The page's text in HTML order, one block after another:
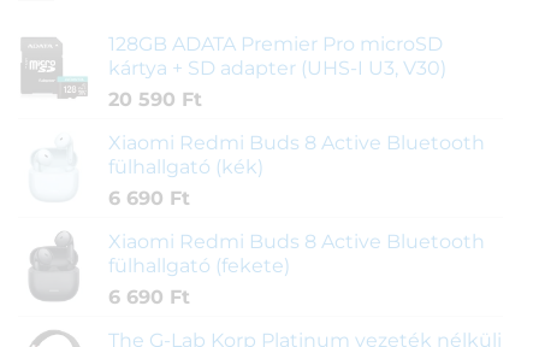
128GB ADATA Premier Pro microSD
kártya + SD adapter (UHS-I U3, V30)
20 590 Ft
Xiaomi Redmi Buds 8 Active Bluetooth
fülhallgató (kék)
6 690 Ft
Xiaomi Redmi Buds 8 Active Bluetooth
fülhallgató (fekete)
6 690 Ft
The G-Lab Korp Platinum vezeték nélküli